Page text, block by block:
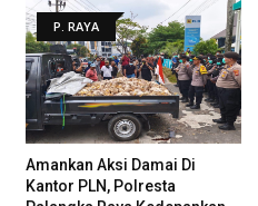
P. RAYA
Amankan Aksi Damai Di
Kantor PLN, Polresta